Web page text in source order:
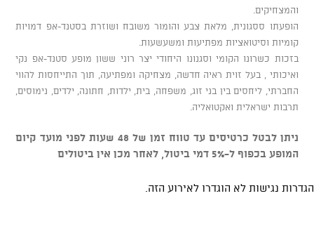
והמצחיקים.
הופעתו ססגונית, מלאת צבע והומור משובח ושוזרת בסטנד-אפ דמויות
קומיות וסיטואציות מפתיעות ומשעשעות.
בזכות כשרונו הקומי וסגנונו היחודי יצר רוני ששון מופע סטנד-אפ נקי
ואיכותי , בעל זוית ראיה חדשה, מצחיקה ומפתיעה, תוך התייחסות להווי
החברתי, ליחסים בין בני זוג, משפחה, בית, ילדות, חתונה, ילדים, נימוסים,
תרבות ישראלית ואקטואליה.
ניתן לבטל כרטיסים עד טווח זמן של 48 שעות לפני מועד קיום
המופע בכפוף ל-5% דמי ביטול, לאחר מכן אין ביטולים
הגדרות נגישות לא הוגדרו לאירוע הזה.